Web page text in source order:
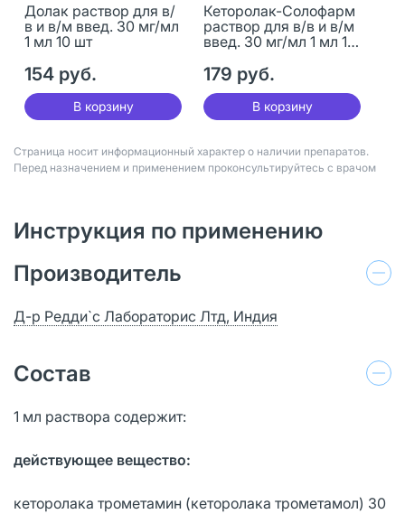
Долак раствор для в/
в и в/м введ. 30 мг/мл
1 мл 10 шт
154 руб.
В корзину
Кеторолак-Солофарм
раствор для в/в и в/м
введ. 30 мг/мл 1 мл 10
179 руб.
В корзину
Страница носит информационный характер о наличии препаратов.
Перед назначением и применением проконсультируйтесь с врачом
Инструкция по применению
Производитель
Д-р Редди`с Лабораторис Лтд, Индия
Состав
1 мл раствора содержит:
действующее вещество:
кеторолака трометамин (кеторолака трометамол) 30